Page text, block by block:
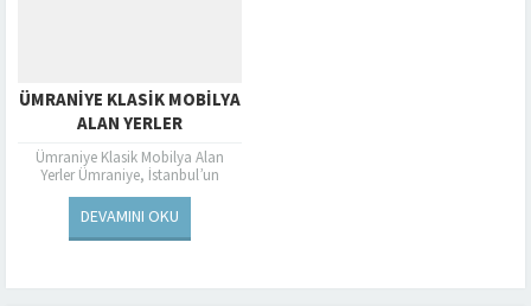
ÜMRANIYE KLASIK MOBILYA
ALAN YERLER
Ümraniye Klasik Mobilya Alan
Yerler Ümraniye, İstanbul’un
Anadolu Yakası’nda bulunan,
gelişen ve büyüyen bir ilçedir. Bu
DEVAMINI OKU